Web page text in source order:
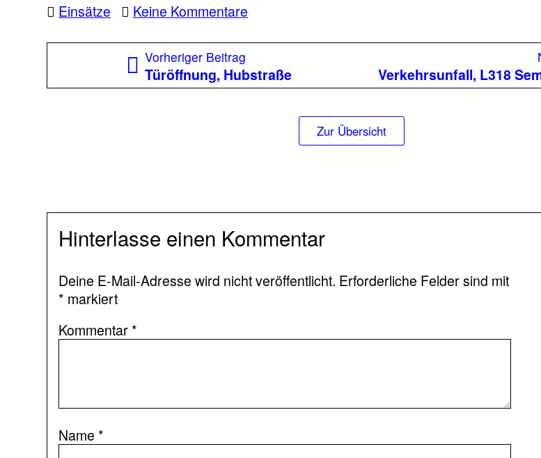
Einsätze Keine Kommentarezu
L318
Semriacherstraße
Beitragsnavigation
Vorheriger Beitrag
Beitrag:
Türöffnung, Hubstraße Verkehrsunfall, L318
Zur Übersicht
Hinterlasse einen Kommentar
Deine E-Mail-Adresse wird nicht veröffentlicht. Erforderliche Felder sind mit
* markiert
Kommentar *
Name *